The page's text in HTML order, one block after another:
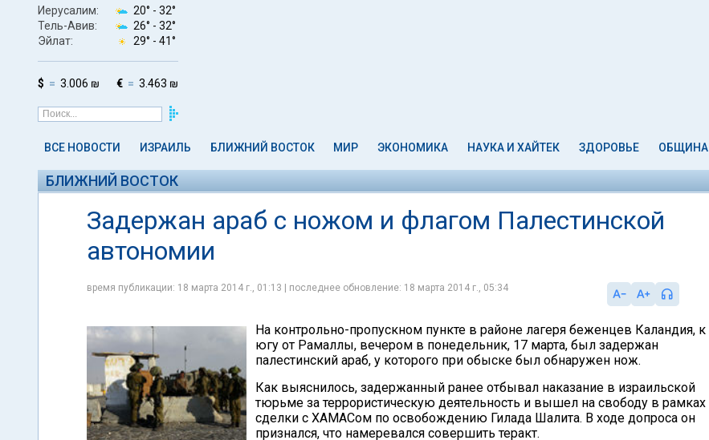
Иерусалим: 20° - 32°
Тель-Авив:
26° - 32°
Эйлат:
29° - 41°
$ 3.006 ₪ € 3.463 ₪
ВСЕ НОВОСТИ ИЗРАИЛЬ БЛИЖНИЙ ВОСТОК МИР ЭКОНОМИКА НАУКА И ХАЙТЕК ЗДОРОВЬЕ ОБЩИНА
БЛИЖНИЙ ВОСТОК
Задержан араб с ножом и флагом Палестинской
автономии
время публикации: 18 марта 2014 г., 01:13 | последнее обновление: 18 марта 2014 г., 05:34
На контрольно-пропускном пункте в районе лагеря беженцев Каландия, к
югу от Рамаллы, вечером в понедельник, 17 марта, был задержан
палестинский араб, у которого при обыске был обнаружен нож.
Как выяснилось, задержанный ранее отбывал наказание в израильской
тюрьме за террористическую деятельность и вышел на свободу в рамках
сделки с ХАМАСом по освобождению Гилада Шалита. В ходе допроса он
признался, что намеревался совершить теракт.